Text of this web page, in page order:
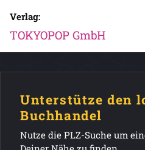
Verlag:
TOKYOPOP GmbH
Unterstütze den
Buchhandel
Nutze die PLZ-Suche um